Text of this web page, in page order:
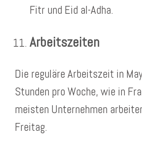
Fitr und Eid al-Adha.
Arbeitszeiten
Die reguläre Arbeitszeit in
Stunden pro Woche, wie in
meisten Unternehmen
Freitag.